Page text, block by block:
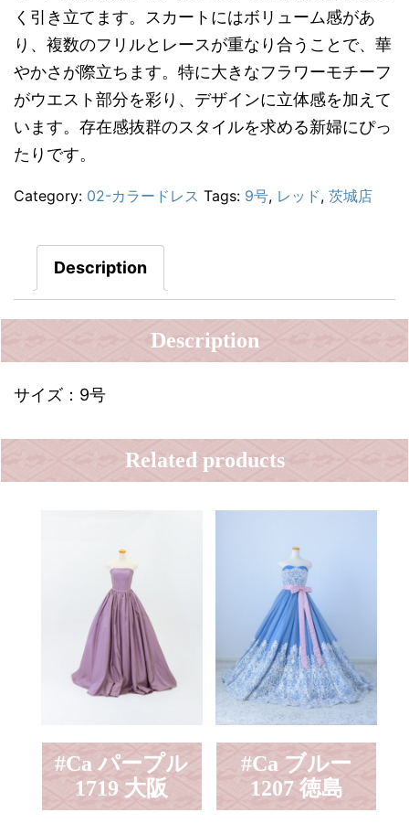
く引き立てます。スカートにはボリューム感があ
り、複数のフリルとレースが重なり合うことで、華
やかさが際立ちます。特に大きなフラワーモチーフ
がウエスト部分を彩り、デザインに立体感を加えて
います。存在感抜群のスタイルを求める新婦にぴっ
たりです。
Category: 02-カラードレス Tags: 9号, レッド, 茨城店
Description
Description
サイズ：9号
Related products
#Ca パープル
1719 大阪
#Ca ブルー
1207 徳島